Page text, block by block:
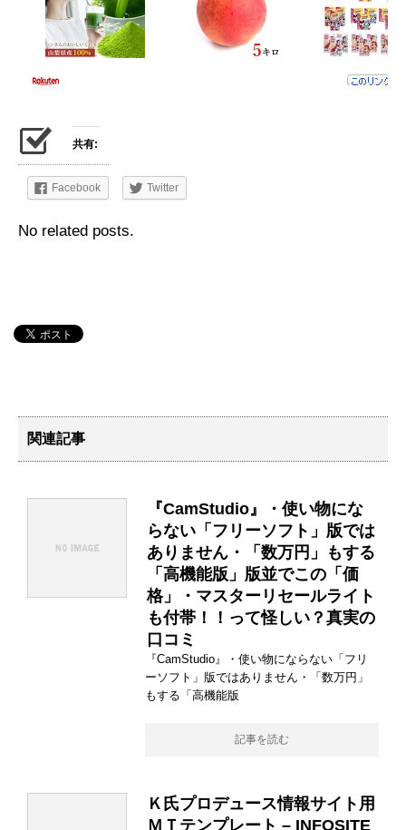
共有:
Facebook Twitter
No related posts.
関連記事
『CamStudio』・使い物にな
らない「フリーソフト」版では
ありません・「数万円」もする
「高機能版」版並でこの「価
格」・マスターリセールライト
も付帯！！って怪しい？真実の
口コミ
『CamStudio』・使い物にならない「フリ
ーソフト」版ではありません・「数万円」
もする「高機能版
記事を読む
Ｋ氏プロデュース情報サイト用
ＭＴテンプレート – INFOSITE